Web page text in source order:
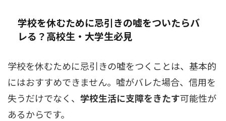
学校を休むために忌引きの嘘をついたらバ
レる？高校生・大学生必見
学校を休むために忌引きの嘘をつくことは、基本的
にはおすすめできません。嘘がバレた場合、信用を
失うだけでなく、 学校生活に支障をきたす可能性が
あるからです。